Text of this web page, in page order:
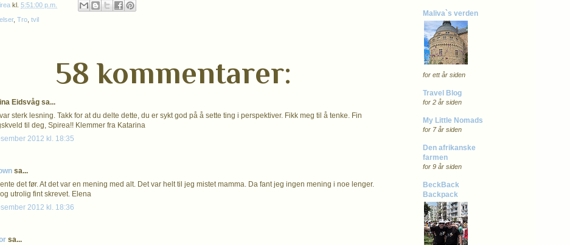
kl. 5:51:00 p.m.
, Tro tvil
58 kommentarer:
Eidsvåg sa...
sterk lesning. Takk for at du delte dette, du er sykt god på å sette ting i perspektiver. Fikk meg til å tenke. Fin
til deg, Spirea!! Klemmer fra Katarina
2012 kl. 18:35
sa...
det før. At det var en mening med alt. Det var helt til jeg mistet mamma. Da fant jeg ingen mening i noe lenger.
utrolig fint skrevet. Elena
2012 kl. 18:36
sa...
Maliva`s verden
for ett år siden
Travel Blog
for 2 år siden
My Little Nomads
for 7 år siden
Den afrikanske
farmen
for 9 år siden
BeckBack
Backpack